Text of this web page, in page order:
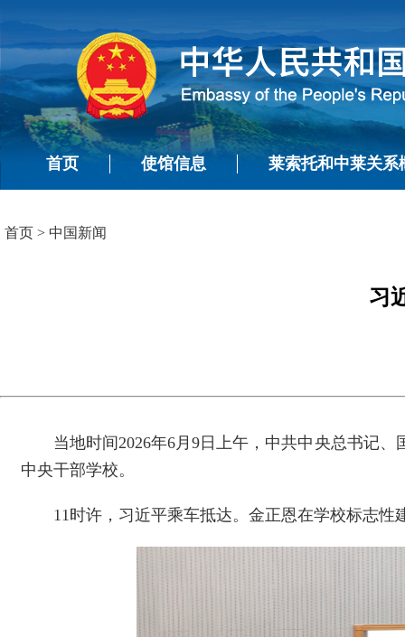
首页 使馆信息 莱索托和中莱关系
首页 > 中国新闻
习
当地时间2026年6月9日上午，中共中央总书记
中央干部学校。
11时许，习近平乘车抵达。金正恩在学校标志